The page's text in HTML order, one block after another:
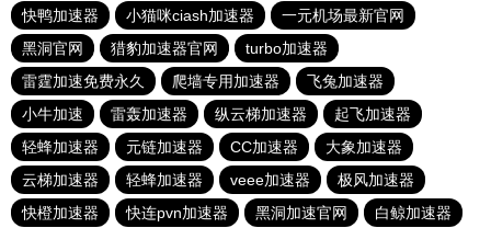
快鸭加速器
小猫咪ciash加速器
一元机场最新官网
黑洞官网
猎豹加速器官网
turbo加速器
雷霆加速免费永久
爬墙专用加速器
飞兔加速器
小牛加速
雷轰加速器 纵云梯加速器
起飞加速器
轻蜂加速器
元链加速器 CC加速器
大象加速器
云梯加速器
轻蜂加速器 veee加速器
极风加速器
快橙加速器
快连pvn加速器 黑洞加速官网 白鲸加速器